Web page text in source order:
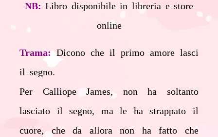
NB: Libro disponibile in libreria e store
online
Trama: Dicono che il primo amore lasci
il segno.
Per Calliope James, non ha soltanto
lasciato il segno, ma le ha strappato il
cuore, che da allora non hafatto che